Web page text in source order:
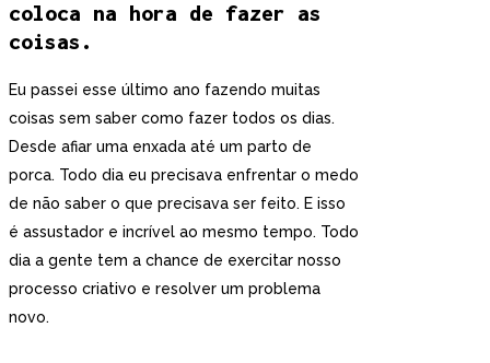
coloca na hora de fazer as
coisas.
Eu passei esse último ano fazendo muitas
coisas sem saber como fazer todos os dias.
Desde afiar uma enxada até um parto de
porca. Todo dia eu precisava enfrentar o medo
de não saber o que precisava ser feito. E isso
é assustador e incrível ao mesmo tempo. Todo
dia a gente tem a chance de exercitar nosso
processo criativo e resolver um problema
novo.